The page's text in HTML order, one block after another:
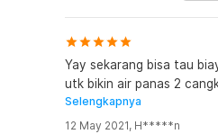
Yay sekarang bisa tau
utk bikin air panas 2
Rp 82 saja.
Selengkapnya
12 May 2021, H*****n